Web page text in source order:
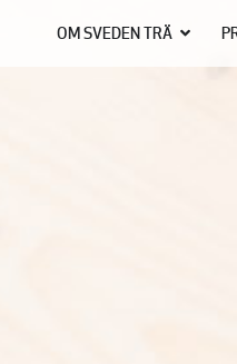
OM SVEDEN TRÄ